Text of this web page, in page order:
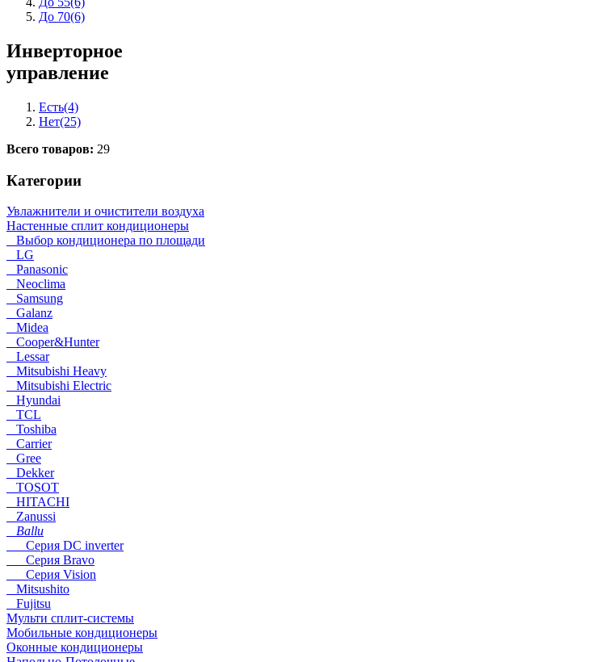
До 70(6)
Инверторное
управление
Есть(4)
Нет(25)
Всего товаров: 29
Категории
Увлажнители и очистители воздуха
Настенные сплит кондиционеры
Выбор кондиционера по площади
LG
Panasonic
Neoclima
Samsung
Galanz
Midea
Cooper&Hunter
Lessar
Mitsubishi Heavy
Mitsubishi Electric
Hyundai
TCL
Toshiba
Carrier
Gree
Dekker
TOSOT
HITACHI
Zanussi
Ballu
Серия DC inverter
Серия Bravo
Серия Vision
Mitsushito
Fujitsu
Мульти сплит-системы
Мобильные кондиционеры
Оконные кондиционеры